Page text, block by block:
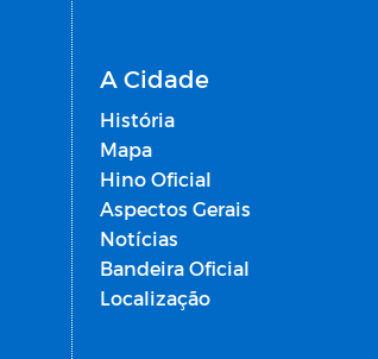
A Cidade
História
Mapa
Hino Oficial
Aspectos Gerais
Notícias
Bandeira Oficial
Localização